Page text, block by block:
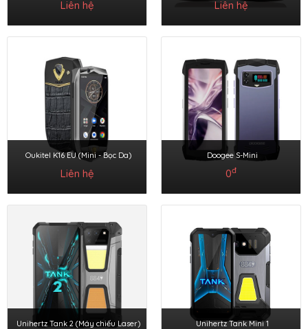
Liên hệ Liên hệ
Oukitel K16 EU (Mini - Bọc Da)
Liên hệ
Doogee S-Mini
0đ
Unihertz Tank 2 (Máy chiếu Laser) Unihertz Tank Mini 1